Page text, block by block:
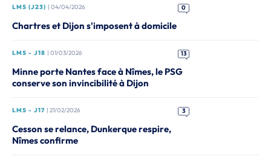
LMS (J23) | 04/04/2026 0
Chartres et Dijon s'imposent à domicile
LMS - J18 | 01/03/2026 13
Minne porte Nantes face à Nîmes, le PSG
conserve son invincibilité à Dijon
LMS - J17 | 21/02/2026 3
Cesson se relance, Dunkerque respire,
Nîmes confirme